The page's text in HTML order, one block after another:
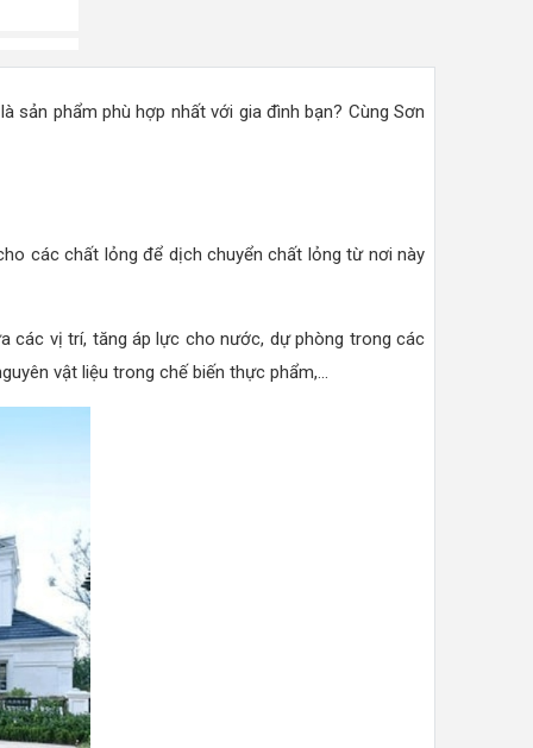
sản phẩm phù hợp nhất với gia đình bạn? Cùng Sơn
các chất lỏng để dịch chuyển chất lỏng từ nơi này
các vị trí, tăng áp lực cho nước, dự phòng trong các
vật liệu trong chế biến thực phẩm,...